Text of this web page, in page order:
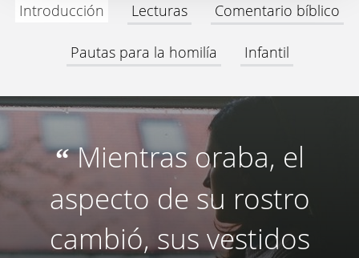
Introducción Lecturas Comentario bíblico
Pautas para la homilía Infantil
“Mientras oraba, el
aspecto de su rostro
cambió, sus vestidos